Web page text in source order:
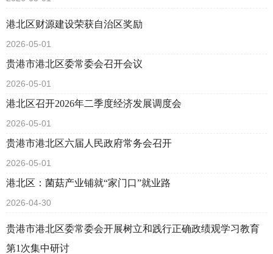
港北区财源建设荣获自治区奖励
2026-05-01
贵港市港北区委常委会召开会议
2026-05-01
港北区召开2026年二季度经济发展调度会
2026-05-01
贵港市港北区六届人民政府常务会召开
2026-05-01
港北区：菌菇产业铺就“家门口”就业路
2026-04-30
贵港市港北区委常委会开展树立和践行正确政绩观学习教育
第1次集中研讨